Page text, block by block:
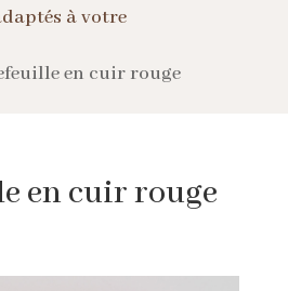
à votre
en cuir rouge
en cuir rouge